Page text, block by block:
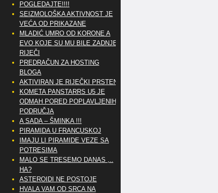
POGLEDAJTE!!!!
SEIZMOLOŠKA AKTIVNOST JE
VEĆA OD PRIKAZANE
MLADIĆ UMRO OD KORONE A
EVO KOJE SU MU BILE ZADNJE
RIJEČI
PREDRAČUN ZA HOSTING
BLOGA
AKTIVIRAN JE RIJEČKI PRSTEN
KOMETA PANSTARRS U5 JE
ODMAH PORED POPLAVLJENIH
PODRUČJA
A SADA – ŠMINKA !!!
PIRAMIDA U FRANCUSKOJ
IMAJU LI PIRAMIDE VEZE SA
POTRESIMA
MALO SE TRESEMO DANAS ,..
HA?
ASTEROIDI NE POSTOJE
HVALA VAM OD SRCA NA